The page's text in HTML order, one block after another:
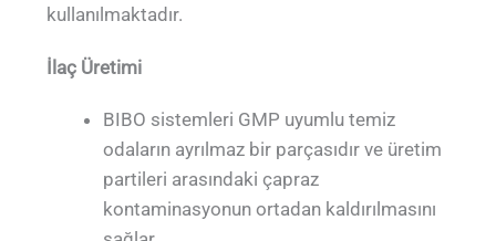
kullanılmaktadır.
İlaç Üretimi
BIBO sistemleri GMP uyumlu temiz
odaların ayrılmaz bir parçasıdır ve üretim
partileri arasındaki çapraz
kontaminasyonun ortadan kaldırılmasını